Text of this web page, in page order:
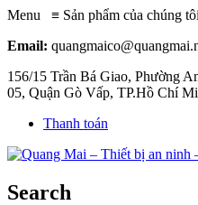
Menu ≡ Sản phẩm của chúng tôi
Email:
156/15 Trần Bá Giao, Phường
05, Quận Gò Vấp, TP.Hồ Chí
Thanh toán
Search